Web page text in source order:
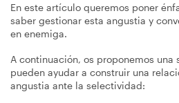
En este artículo queremos poner
saber gestionar esta angustia y
en enemiga.
A continuación, os proponemos una
pueden ayudar a construir una
angustia ante la selectividad: